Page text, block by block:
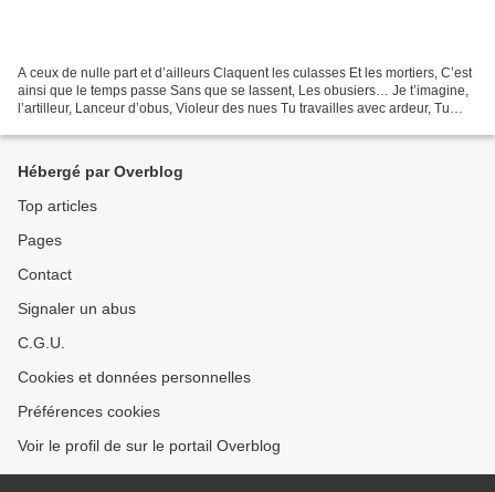
A ceux de nulle part et d’ailleurs Claquent les culasses Et les mortiers, C’est
ainsi que le temps passe Sans que se lassent, Les obusiers… Je t’imagine,
l’artilleur, Lanceur d’obus, Violeur des nues Tu travailles avec ardeur, Tu
Hébergé par Overblog
Top articles
Pages
Contact
Signaler un abus
C.G.U.
Cookies et données personnelles
Préférences cookies
Voir le profil de sur le portail Overblog